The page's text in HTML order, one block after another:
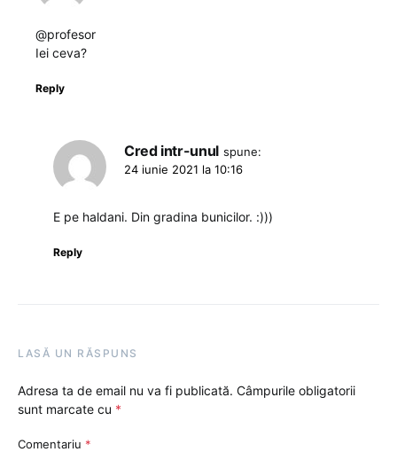
@profesor
Iei ceva?
Reply
Cred intr-unul spune:
24 iunie 2021 la 10:16
E pe haldani. Din gradina bunicilor. :)))
Reply
LASĂ UN RĂSPUNS
Adresa ta de email nu va fi publicată. Câmpurile obligatorii
sunt marcate cu *
Comentariu *